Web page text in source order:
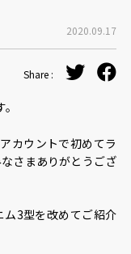
2020.09.17
Share :
カウントで初めてラ
さまありがとうござ
ム3型を改めてご紹介